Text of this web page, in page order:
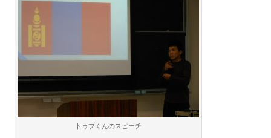
トゥブくんのスピーチ